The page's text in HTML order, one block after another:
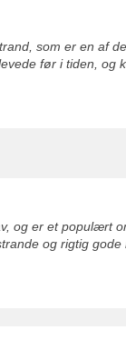
som er en af
før i tiden, og
og er et populært
og rigtig